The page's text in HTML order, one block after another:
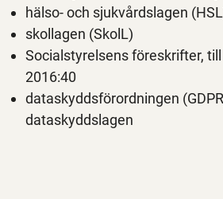
hälso- och sjukvårdslagen
skollagen (SkolL)
Socialstyrelsens föreskrifter, till
2016:40
dataskyddsförordningen
dataskyddslagen